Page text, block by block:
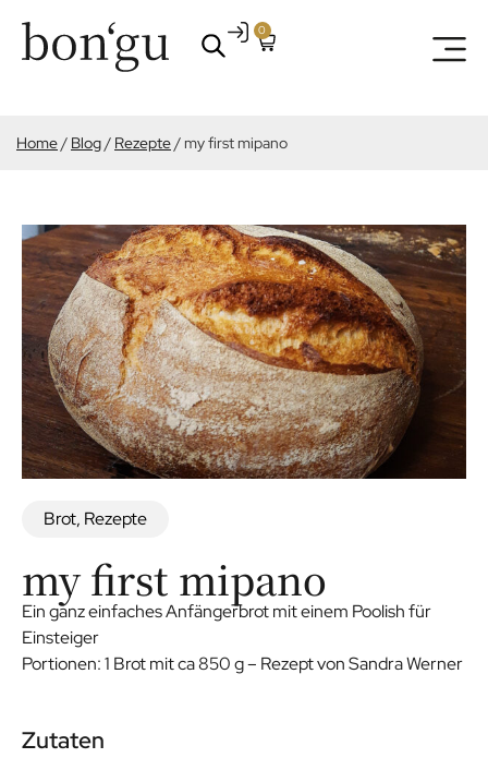
0
Home/ Blog/ Rezepte/my first mipano
Brot, Rezepte
my first mipano
Ein ganz einfaches Anfängerbrot mit einem Poolish für
Einsteiger
Portionen: 1 Brot mit ca 850 g – Rezept von Sandra Werner
Zutaten